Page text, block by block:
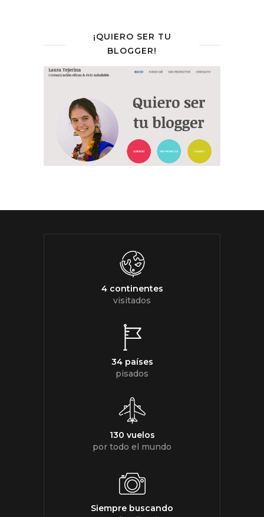
¡QUIERO SER TU
BLOGGER!
4 continentes
visitados
34 países
pisados
130 vuelos
por todo el mundo
Siempre buscando